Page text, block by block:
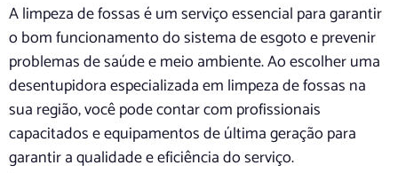
A limpeza de fossas é um serviço essencial para garantir
o bom funcionamento do sistema de esgoto e prevenir
problemas de saúde e meio ambiente. Ao escolher uma
desentupidora especializada em limpeza de fossas na
sua região, você pode contar com profissionais
capacitados e equipamentos de última geração para
garantir a qualidade e eficiência do serviço.